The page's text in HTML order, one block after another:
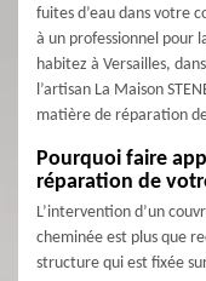
fuites d’eau dans votre
à un professionnel pour
habitez à Versailles,
l’artisan La Maison
matière de réparation
Pourquoi faire
réparation de
L’intervention d’un
cheminée est plus que
structure qui est fixée